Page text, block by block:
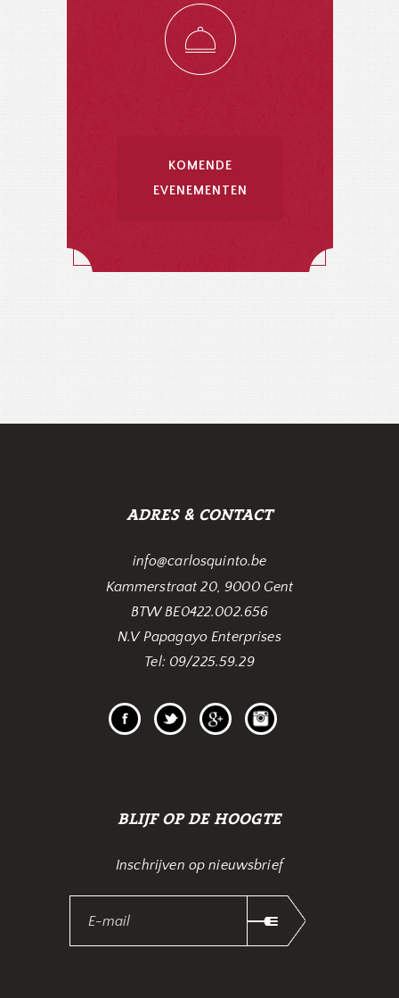
KOMENDE
EVENEMENTEN
ADRES & CONTACT
info@carlosquinto.be
Kammerstraat 20, 9000 Gent
BTW BE0422.002.656
N.V Papagayo Enterprises
Tel: 09/225.59.29
BLIJF OP DE HOOGTE
Inschrijven op nieuwsbrief